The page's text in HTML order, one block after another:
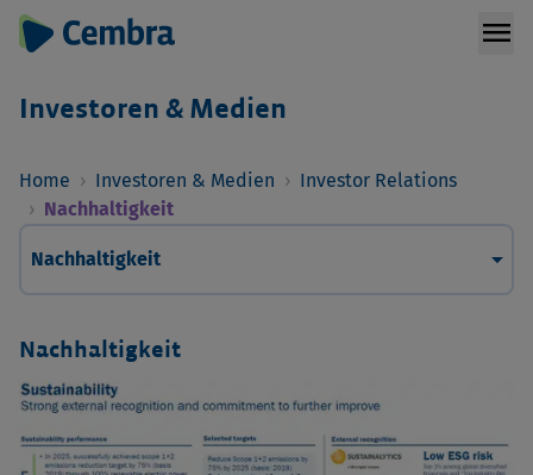
menu
Investoren & Medien
Home › Investoren & Medien › Investor Relations
› Nachhaltigkeit
arrow_drop_down
Nachhaltigkeit
Nachhaltigkeit